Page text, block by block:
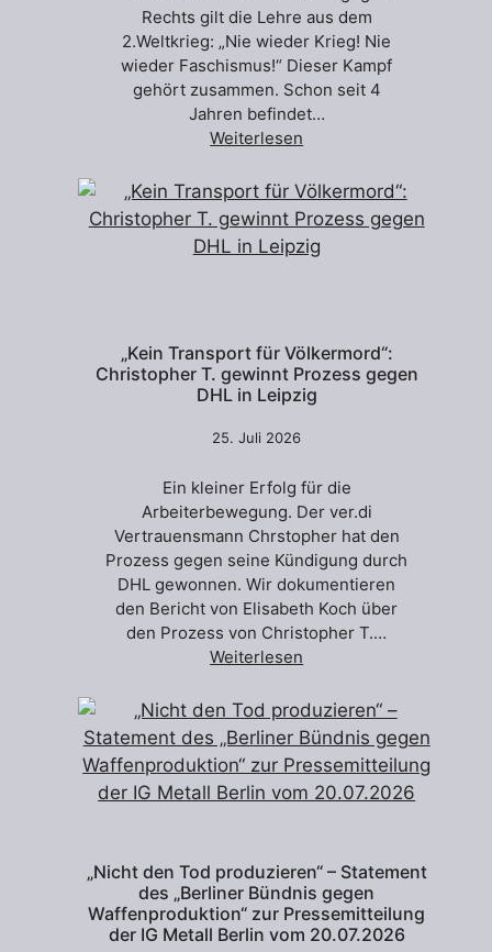
Rechts gilt die Lehre aus dem
2.Weltkrieg: „Nie wieder Krieg! Nie
wieder Faschismus!“ Dieser Kampf
gehört zusammen. Schon seit 4
Jahren befindet…
Weiterlesen
„Kein Transport für Völkermord“:
Christopher T. gewinnt Prozess gegen
DHL in Leipzig
25. Juli 2026
Ein kleiner Erfolg für die
Arbeiterbewegung. Der ver.di
Vertrauensmann Chrstopher hat den
Prozess gegen seine Kündigung durch
DHL gewonnen. Wir dokumentieren
den Bericht von Elisabeth Koch über
den Prozess von Christopher T.…
Weiterlesen
„Nicht den Tod produzieren“ – Statement
des „Berliner Bündnis gegen
Waffenproduktion“ zur Pressemitteilung
der IG Metall Berlin vom 20.07.2026